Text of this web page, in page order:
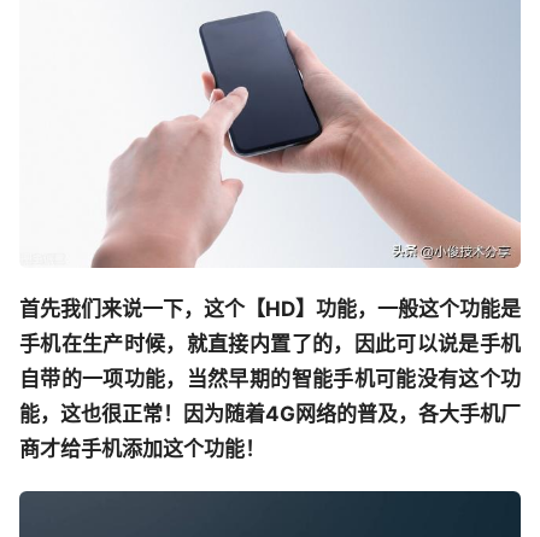
首先我们来说一下，这个【HD】功能，一般这个功能是
手机在生产时候，就直接内置了的，因此可以说是手机
自带的一项功能，当然早期的智能手机可能没有这个功
能，这也很正常！因为随着4G网络的普及，各大手机厂
商才给手机添加这个功能！